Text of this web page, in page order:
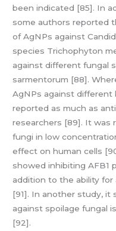
been indicated [85]. In
some authors reported
of AgNPs against
species Trichophyton
against different fungal
sarmentorum [88].
AgNPs against
reported as much as
researchers [89]. It was
fungi in low
effect on human cells
showed inhibiting AFB1
addition to the ability
[91]. In another study, it
against spoilage fungal
[92].